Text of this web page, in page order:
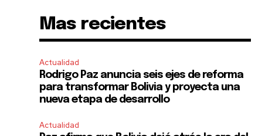
Mas recientes
Actualidad
Rodrigo Paz anuncia seis ejes de reforma
para transformar Bolivia y proyecta una
nueva etapa de desarrollo
Actualidad